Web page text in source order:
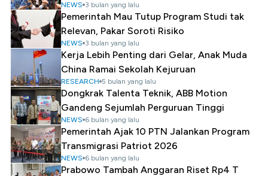
NEWS 3 bulan yang lalu
Pemerintah Mau Tutup Program Studi tak
Relevan, Pakar Soroti Risiko
NEWS 3 bulan yang lalu
Kerja Lebih Penting dari Gelar, Anak Muda
China Ramai Sekolah Kejuruan
RESEARCH 5 bulan yang lalu
Dongkrak Talenta Teknik, ABB Motion
Gandeng Sejumlah Perguruan Tinggi
NEWS 6 bulan yang lalu
Pemerintah Ajak 10 PTN Jalankan Program
Transmigrasi Patriot 2026
NEWS 6 bulan yang lalu
Prabowo Tambah Anggaran Riset Rp4 T